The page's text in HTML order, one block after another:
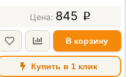
845 p
В корзину
Купить в 1 клик